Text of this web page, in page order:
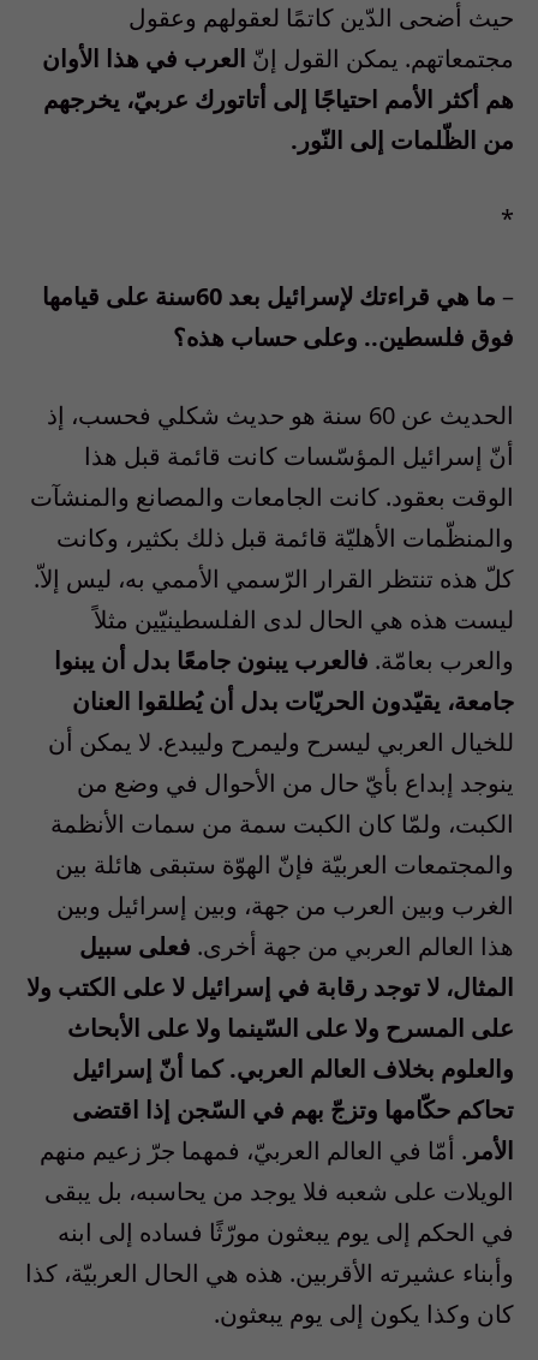
حيث أضحى الدّين كاتمًا لعقولهم وعقول
مجتمعاتهم. يمكن القول إنّ العرب في هذا الأوان
هم أكثر الأمم احتياجًا إلى أتاتورك عربيّ، يخرجهم
من الظّلمات إلى النّور.
*
–
ما هي قراءتك لإسرائيل بعد 60سنة على قيامها
فوق فلسطين.. وعلى حساب هذه؟
الحديث عن 60 سنة هو حديث شكلي فحسب، إذ
أنّ إسرائيل المؤسّسات كانت قائمة قبل هذا
الوقت بعقود. كانت الجامعات والمصانع والمنشآت
والمنظّمات الأهليّة قائمة قبل ذلك بكثير، وكانت
كلّ هذه تنتظر القرار الرّسمي الأممي به، ليس إلاّ.
ليست هذه هي الحال لدى الفلسطينيّين مثلاً
والعرب بعامّة. فالعرب يبنون جامعًا بدل أن يبنوا
جامعة، يقيّدون الحريّات بدل أن يُطلقوا العنان
للخيال العربي ليسرح وليمرح وليبدع. لا يمكن أن
ينوجد إبداع بأيّ حال من الأحوال في وضع من
الكبت، ولمّا كان الكبت سمة من سمات الأنظمة
والمجتمعات العربيّة فإنّ الهوّة ستبقى هائلة بين
الغرب وبين العرب من جهة، وبين إسرائيل وبين
هذا العالم العربي من جهة أخرى. فعلى سبيل
المثال، لا توجد رقابة في إسرائيل لا على الكتب ولا
على المسرح ولا على السّينما ولا على الأبحاث
والعلوم بخلاف العالم العربي. كما أنّ إسرائيل
تحاكم حكّامها وتزجّ بهم في السّجن إذا اقتضى
الأمر . أمّا في العالم العربيّ، فمهما جرّ زعيم منهم
الويلات على شعبه فلا يوجد من يحاسبه، بل يبقى
في الحكم إلى يوم يبعثون مورّثًا فساده إلى ابنه
وأبناء عشيرته الأقربين. هذه هي الحال العربيّة، كذا
كان وكذا يكون إلى يوم يبعثون.